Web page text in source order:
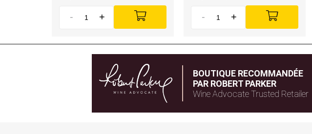
- + - +
BOUTIQUE RECOMMANDÉE
PAR ROBERT PARKER
Wine Advocate Trusted Retailer